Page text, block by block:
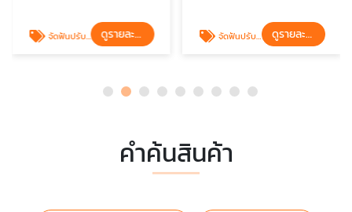
จัดฟันปรับโครงหน้า ดูรายละเอียด จัดฟันปรับโครงหน้า ดูรายละเอียด
คำค้นสินค้า